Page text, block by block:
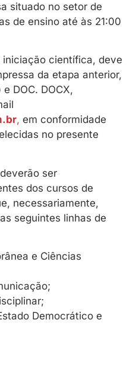
situado no setor de
de ensino até às 21:00
científica, deve
da etapa anterior,
DOC. DOCX,
, em conformidade
no presente
ser
dos cursos de
necessariamente,
seguintes linhas de
e Ciências
Democrático e